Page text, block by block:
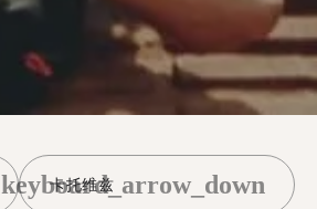
卡托维兹
keyboard_arrow_down